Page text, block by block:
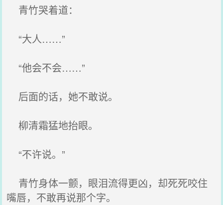
青竹哭着道：
“大人……”
“他会不会……”
后面的话，她不敢说。
柳清霜猛地抬眼。
“不许说。”
青竹身体一颤，眼泪流得更凶，却死死咬住
嘴唇，不敢再说那个字。